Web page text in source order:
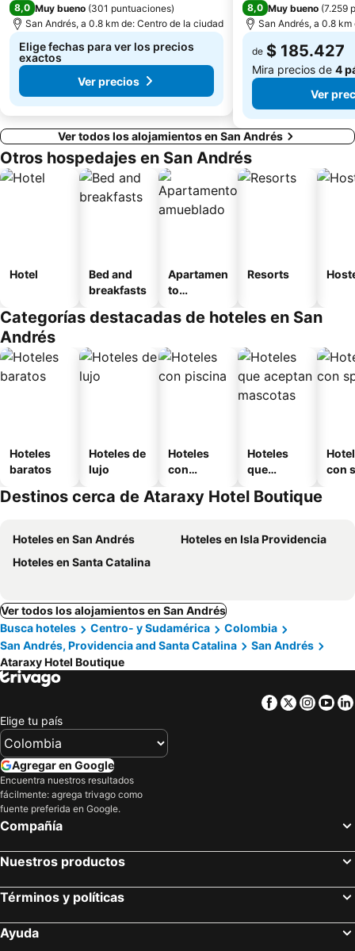
8,0 Muy bueno (301 puntuaciones)
San Andrés, a 0.8 km de: Centro de la ciudad
Elige fechas para ver los precios
exactos
Ver precios
8,0 Muy bueno (7.259
San Andrés, a 0.8
de $ 185.427
Mira precios de 4
Ver
Ver todos los alojamientos en San Andrés
Otros hospedajes en San Andrés
Hotel
Bed and
breakfasts
Apartamen
to
o
Resorts
Categorías destacadas de hoteles en San
Andrés
Hoteles
baratos
Hoteles de
lujo
Hoteles
con
Hoteles
que
mascotas
con
Destinos cerca de Ataraxy Hotel Boutique
Hoteles en San Andrés
Hoteles en Isla Providencia
Hoteles en Santa Catalina
Ver todos los alojamientos en San Andrés
Busca hoteles
Centro- y Sudamérica
Colombia
San Andrés, Providencia and Santa Catalina
San Andrés
Ataraxy Hotel Boutique
Facebook
Twitter
Elige tu país
Agregar en Google
Encuentra nuestros resultados
fácilmente: agrega trivago como
fuente preferida en Google.
Compañía
Nuestros productos
Términos y políticas
Ayuda